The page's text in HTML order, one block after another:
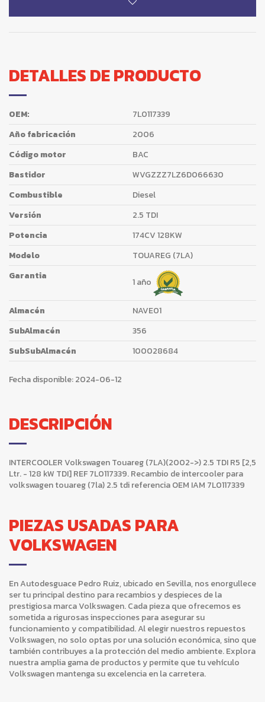
DETALLES DE PRODUCTO
OEM:
7L0117339
Año fabricación
2006
Código motor
BAC
Bastidor
WVGZZZ7LZ6D066630
Combustible
Diesel
Versión
2.5 TDI
Potencia
174CV 128KW
Modelo
TOUAREG (7LA)
Garantia
1 año
Almacén
NAVE01
SubAlmacén
356
SubSubAlmacén
100028684
Fecha disponible:2024-06-12
DESCRIPCIÓN
INTERCOOLER Volkswagen Touareg (7LA)(2002->) 2.5 TDI R5 [2,5
Ltr. - 128 kW TDI] REF 7L0117339. Recambio de intercooler para
volkswagen touareg (7la) 2.5 tdi referencia OEM IAM 7L0117339
PIEZAS USADAS PARA
VOLKSWAGEN
En Autodesguace Pedro Ruiz, ubicado en Sevilla, nos enorgullece
ser tu principal destino para recambios y despieces de la
prestigiosa marca Volkswagen. Cada pieza que ofrecemos es
sometida a rigurosas inspecciones para asegurar su
funcionamiento y compatibilidad. Al elegir nuestros repuestos
Volkswagen, no solo optas por una solución económica, sino que
también contribuyes a la protección del medio ambiente. Explora
nuestra amplia gama de productos y permite que tu vehículo
Volkswagen mantenga su excelencia en la carretera.